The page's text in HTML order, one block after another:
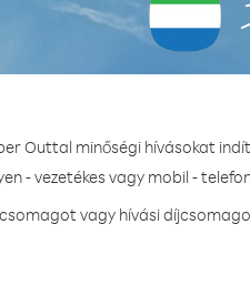
Outtal minőségi hívásokat
- vezetékes vagy mobil -
vagy hívási